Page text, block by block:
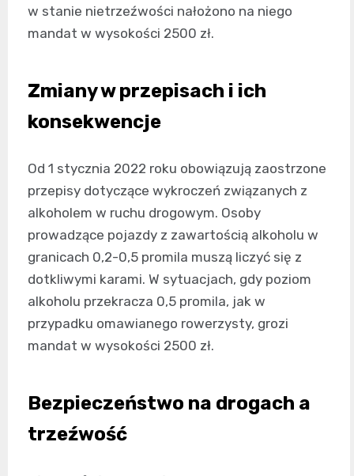
w stanie nietrzeźwości nałożono na niego
mandat w wysokości 2500 zł.
Zmiany w przepisach i ich
konsekwencje
Od 1 stycznia 2022 roku obowiązują zaostrzone
przepisy dotyczące wykroczeń związanych z
alkoholem w ruchu drogowym. Osoby
prowadzące pojazdy z zawartością alkoholu w
granicach 0,2-0,5 promila muszą liczyć się z
dotkliwymi karami. W sytuacjach, gdy poziom
alkoholu przekracza 0,5 promila, jak w
przypadku omawianego rowerzysty, grozi
mandat w wysokości 2500 zł.
Bezpieczeństwo na drogach a
trzeźwość